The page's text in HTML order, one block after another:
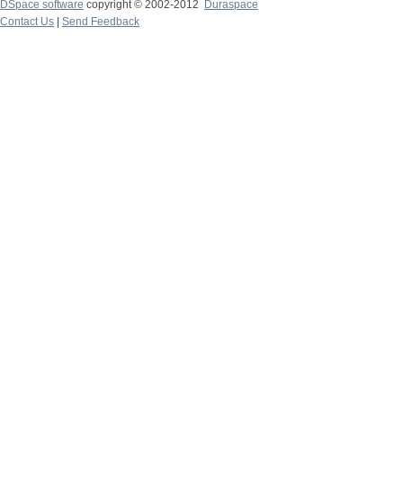
DSpace software copyright © 2002-2012
Duraspace
Contact Us
Send Feedback